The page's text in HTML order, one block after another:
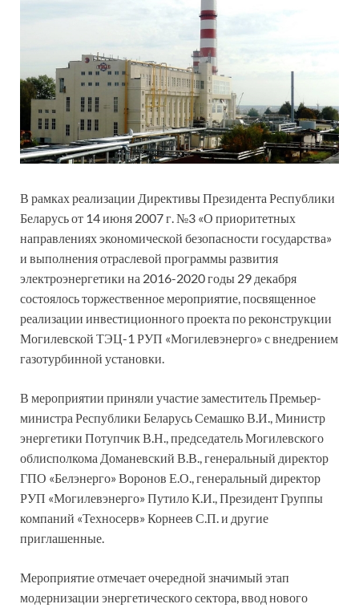
В рамках реализации Директивы Президента Республики
Беларусь от 14 июня 2007 г. №3 «О приоритетных
направлениях экономической безопасности государства»
и выполнения отраслевой программы развития
электроэнергетики на 2016-2020 годы 29 декабря
состоялось торжественное мероприятие, посвященное
реализации инвестиционного проекта по реконструкции
Могилевской ТЭЦ-1 РУП «Могилевэнерго» с внедрением
газотурбинной установки.
В мероприятии приняли участие заместитель Премьер-
министра Республики Беларусь Семашко В.И., Министр
энергетики Потупчик В.Н., председатель Могилевского
облисполкома Доманевский В.В., генеральный директор
ГПО «Белэнерго» Воронов Е.О., генеральный директор
РУП «Могилевэнерго» Путило К.И., Президент Группы
компаний «Техносерв» Корнеев С.П. и другие
приглашенные.
Мероприятие отмечает очередной значимый этап
модернизации энергетического сектора, ввод нового